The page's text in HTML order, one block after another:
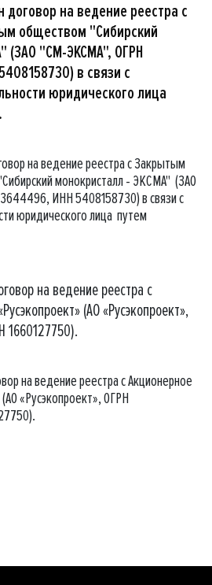
на ведение реестра с
обществом "Сибирский
(ЗАО "СМ-ЭКСМА", ОГРН
в связи с
юридического лица
на ведение реестра с Закрытым
монокристалл - ЭКСМА" (ЗАО
ИНН 5408158730) в связи с
юридического лица путем
на ведение реестра с
(АО «Русэкопроект»,
1660127750).
на ведение реестра с Акционерное
«Русэкопроект», ОГРН